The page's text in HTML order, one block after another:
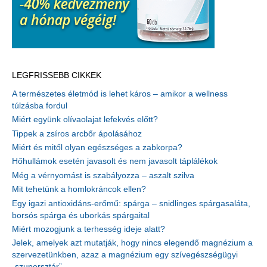
LEGFRISSEBB CIKKEK
A természetes életmód is lehet káros – amikor a wellness
túlzásba fordul
Miért együnk olívaolajat lefekvés előtt?
Tippek a zsíros arcbőr ápolásához
Miért és mitől olyan egészséges a zabkorpa?
Hőhullámok esetén javasolt és nem javasolt táplálékok
Még a vérnyomást is szabályozza – aszalt szilva
Mit tehetünk a homlokráncok ellen?
Egy igazi antioxidáns-erőmű: spárga – snidlinges spárgasaláta,
borsós spárga és uborkás spárgaital
Miért mozogjunk a terhesség ideje alatt?
Jelek, amelyek azt mutatják, hogy nincs elegendő magnézium a
szervezetünkben, azaz a magnézium egy szívegészségügyi